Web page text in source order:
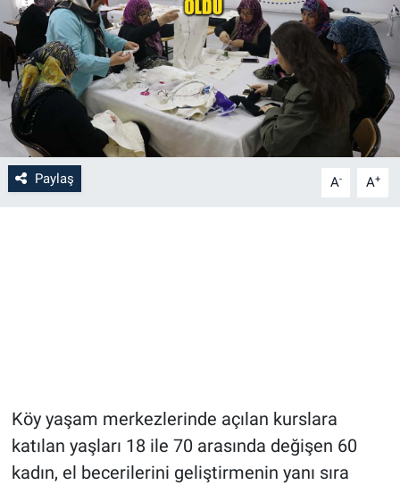
Paylaş A- A+
Köy yaşam merkezlerinde açılan kurslara
katılan yaşları 18 ile 70 arasında değişen 60
kadın, el becerilerini geliştirmenin yanı sıra